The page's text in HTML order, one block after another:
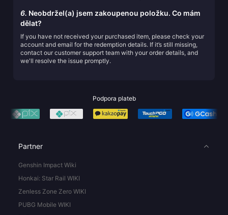
6. Neobdržel(a) jsem zakoupenou položku. Co mám
dělat?
If you have not received your purchased item, please check your
account and email for the redemption details. If it’s still missing,
contact our customer support team with your order details, and
we'll resolve the issue promptly.
Podpora plateb
Partner
Genshin Impact Wiki
Honkai: Star Rail WIKI
Zenless Zone Zero WIKI
PUBG Mobile WIKI